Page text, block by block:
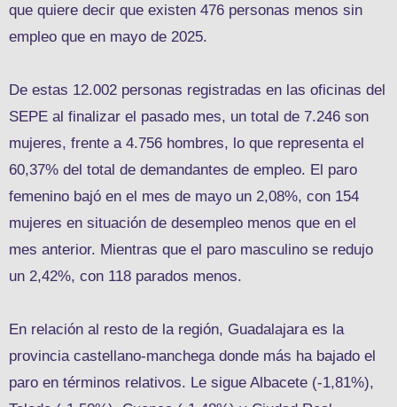
que quiere decir que existen 476 personas menos sin
empleo que en mayo de 2025.
De estas 12.002 personas registradas en las oficinas del
SEPE al finalizar el pasado mes, un total de 7.246 son
mujeres, frente a 4.756 hombres, lo que representa el
60,37% del total de demandantes de empleo. El paro
femenino bajó en el mes de mayo un 2,08%, con 154
mujeres en situación de desempleo menos que en el
mes anterior. Mientras que el paro masculino se redujo
un 2,42%, con 118 parados menos.
En relación al resto de la región, Guadalajara es la
provincia castellano-manchega donde más ha bajado el
paro en términos relativos. Le sigue Albacete (-1,81%),